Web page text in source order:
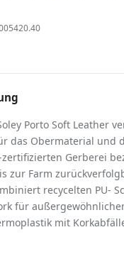
Porto Soft Leather
das Obermaterial und
zertifizierten Gerberei
zur Farm
recycelten PU-
für
mit